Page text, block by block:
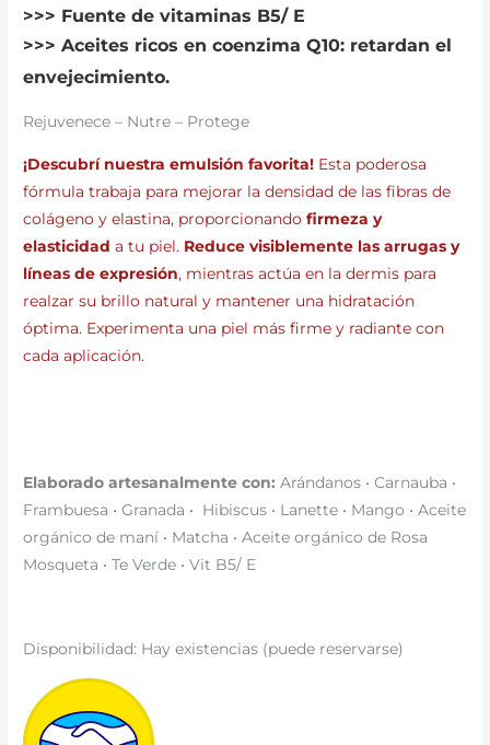
>>> Fuente de vitaminas B5/ E
>>> Aceites ricos en coenzima Q10: retardan el
envejecimiento.
Rejuvenece – Nutre – Protege
¡Descubrí nuestra emulsión favorita! Esta poderosa
fórmula trabaja para mejorar la densidad de las fibras de
colágeno y elastina, proporcionandofirmeza y
elasticidad a tu piel. Reduce visiblemente las arrugas y
líneas de expresión, mientras actúa en la dermis para
realzar su brillo natural y mantener una hidratación
óptima. Experimenta una piel más firme y radiante con
cada aplicación.
Elaborado artesanalmente con: Arándanos • Carnauba •
Frambuesa • Granada • Hibiscus • Lanette • Mango • Aceite
orgánico de maní • Matcha • Aceite orgánico de Rosa
Mosqueta • Te Verde • Vit B5/ E
Disponibilidad: Hay existencias (puede reservarse)